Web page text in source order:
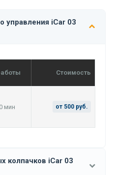
управления iCar 03
Стоимость
мин от 500 руб.
колпачков iCar 03